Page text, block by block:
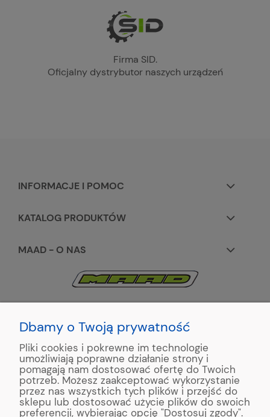
Firma SID.
Oficjalny dystrybutor naszych urządzeń
INFORMACJE I POMOC
KATALOG PRODUKTÓW
MAAD - O NAS
+48 663195531
ul. Reymonta 2
89-500 Tuchola
Dbamy o Twoją prywatność
Pliki cookies i pokrewne im technologie
umożliwiają poprawne działanie strony i
pomagają nam dostosować ofertę do Twoich
potrzeb. Możesz zaakceptować wykorzystanie
przez nas wszystkich tych plików i przejść do
sklepu lub dostosować użycie plików do swoich
preferencji, wybierając opcję "Dostosuj zgody".